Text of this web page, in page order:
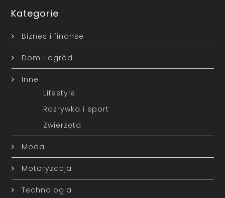
Kategorie
Biznes i finanse
Dom i ogród
Inne
Lifestyle
Rozrywka i sport
Zwierzęta
Moda
Motoryzacja
Technologia